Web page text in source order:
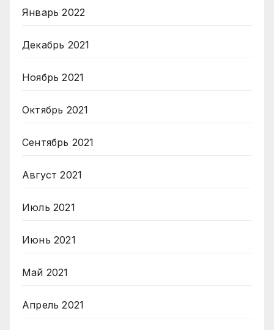
Январь 2022
Декабрь 2021
Ноябрь 2021
Октябрь 2021
Сентябрь 2021
Август 2021
Июль 2021
Июнь 2021
Май 2021
Апрель 2021